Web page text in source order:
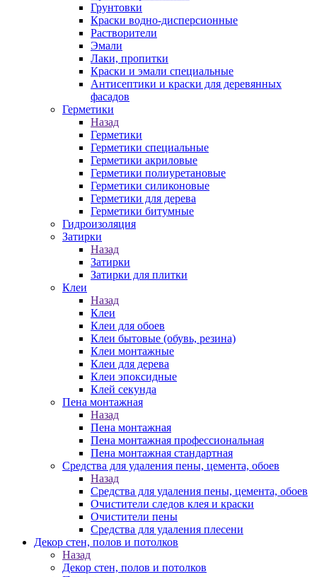
Грунтовки
Краски водно-дисперсионные
Растворители
Эмали
Лаки, пропитки
Краски и эмали специальные
Антисептики и краски для деревянных
фасадов
Герметики
Назад
Герметики
Герметики специальные
Герметики акриловые
Герметики полиуретановые
Герметики силиконовые
Герметики для дерева
Герметики битумные
Гидроизоляция
Затирки
Назад
Затирки
Затирки для плитки
Клеи
Назад
Клеи
Клеи для обоев
Клеи бытовые (обувь, резина)
Клеи монтажные
Клеи для дерева
Клеи эпоксидные
Клей секунда
Пена монтажная
Назад
Пена монтажная
Пена монтажная профессиональная
Пена монтажная стандартная
Средства для удаления пены, цемента, обоев
Назад
Средства для удаления пены, цемента, обоев
Очистители следов клея и краски
Очистители пены
Средства для удаления плесени
Декор стен, полов и потолков
Назад
Декор стен, полов и потолков